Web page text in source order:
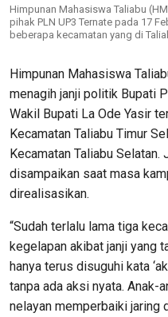
Himpunan Mahasiswa Taliabu
pihak PLN UP3 Ternate pada 17
beberapa kecamatan yang di
Himpunan Mahasiswa
menagih janji politik Bupati
Wakil Bupati La Ode Yasir
Kecamatan Taliabu Timur
Kecamatan Taliabu Selatan.
disampaikan saat masa
direalisasikan.
“Sudah terlalu lama tiga
kegelapan akibat janji yang
hanya terus disuguhi kata
tanpa ada aksi nyata. Anak-
nelayan memperbaiki jaring